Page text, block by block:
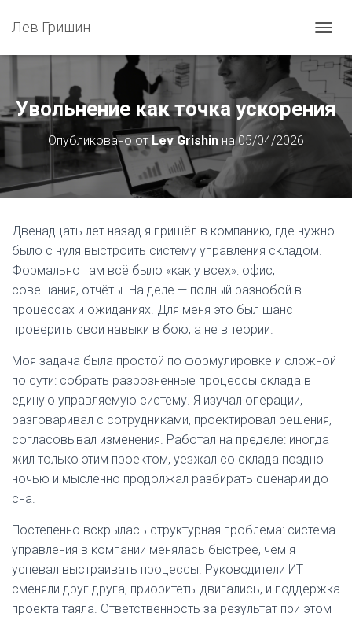
Лев Гришин
Е
Р
Е
К
Л
В
Увольнение как точка ускорения
Опубликовано от Lev Grishin на05/04/2026
Двенадцать лет назад я пришёл в компанию, где нужно
было с нуля выстроить систему управления складом.
Формально там всё было «как у всех»: офис,
совещания, отчёты. На деле — полный разнобой в
процессах и ожиданиях. Для меня это был шанс
проверить свои навыки в бою, а не в теории.
Моя задача была простой по формулировке и сложной
по сути: собрать разрозненные процессы склада в
единую управляемую систему. Я изучал операции,
разговаривал с сотрудниками, проектировал решения,
согласовывал изменения. Работал на пределе: иногда
жил только этим проектом, уезжал со склада поздно
ночью и мысленно продолжал разбирать сценарии до
сна.
Постепенно вскрылась структурная проблема: система
управления в компании менялась быстрее, чем я
успевал выстраивать процессы. Руководители ИТ
сменяли друг друга, приоритеты двигались, и поддержка
проекта таяла. Ответственность за результат при этом